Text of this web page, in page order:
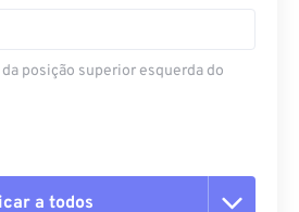
posição superior esquerda do
a todos